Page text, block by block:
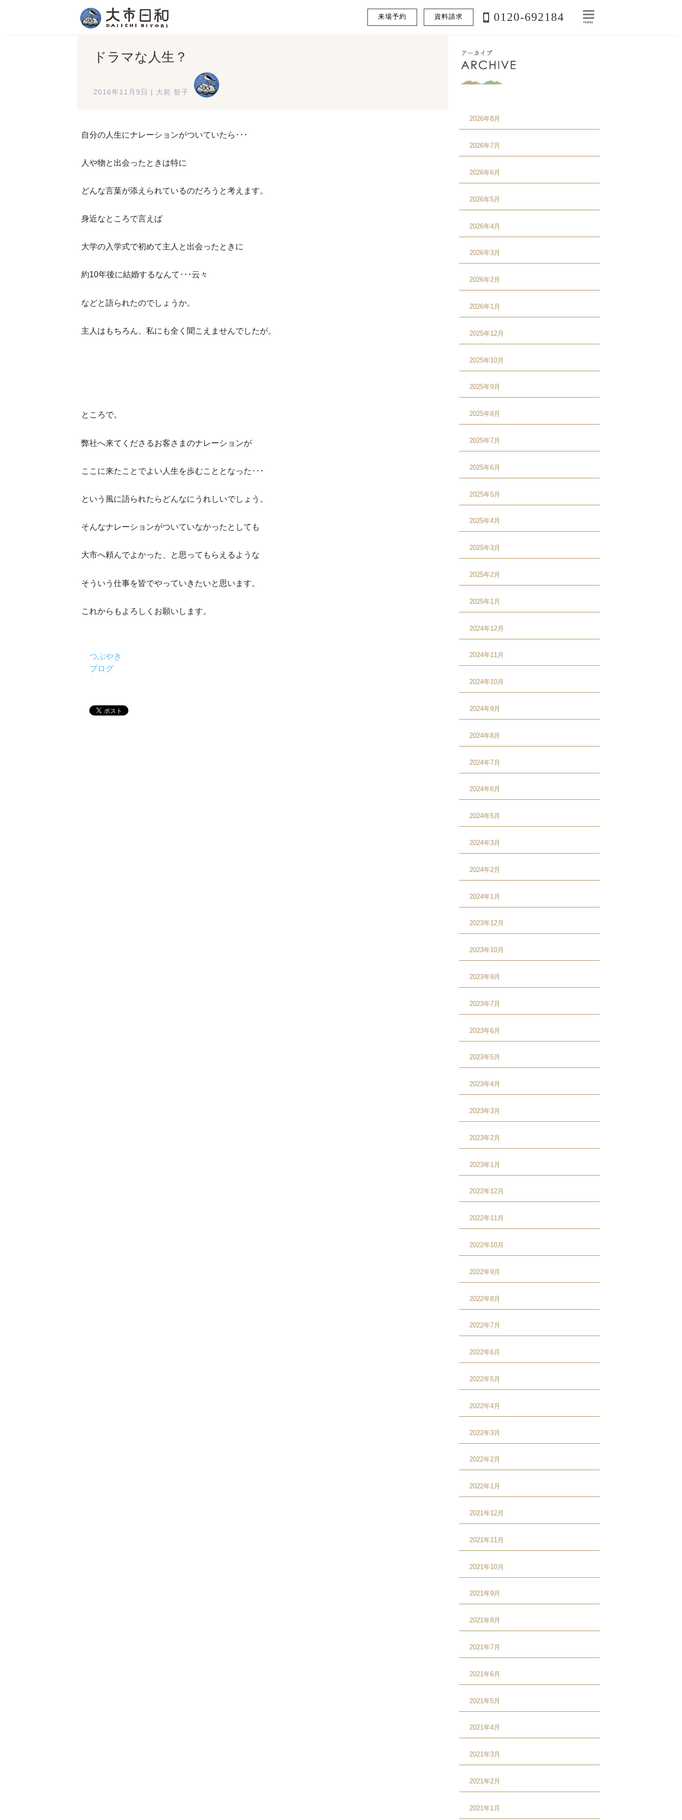
来場予約 資料請求 0120-692184 menu
ドラマな人生？
2016年11月9日 | 大前 智子
自分の人生にナレーションがついていたら･･･
人や物と出会ったときは特に
どんな言葉が添えられているのだろうと考えます。
身近なところで言えば
大学の入学式で初めて主人と出会ったときに
約10年後に結婚するなんて･･･云々
などと語られたのでしょうか。
主人はもちろん、私にも全く聞こえませんでしたが。
ところで。
弊社へ来てくださるお客さまのナレーションが
ここに来たことでよい人生を歩むこととなった･･･
という風に語られたらどんなにうれしいでしょう。
そんなナレーションがついていなかったとしても
大市へ頼んでよかった、と思ってもらえるような
そういう仕事を皆でやっていきたいと思います。
これからもよろしくお願いします。
つぶやき
ブログ
2026年8月
2026年7月
2026年6月
2026年5月
2026年4月
2026年3月
2026年2月
2026年1月
2025年12月
2025年10月
2025年9月
2025年8月
2025年7月
2025年6月
2025年5月
2025年4月
2025年3月
2025年2月
2025年1月
2024年12月
2024年11月
2024年10月
2024年9月
2024年8月
2024年7月
2024年6月
2024年5月
2024年3月
2024年2月
2024年1月
2023年12月
2023年10月
2023年9月
2023年7月
2023年6月
2023年5月
2023年4月
2023年3月
2023年2月
2023年1月
2022年12月
2022年11月
2022年10月
2022年9月
2022年8月
2022年7月
2022年6月
2022年5月
2022年4月
2022年3月
2022年2月
2022年1月
2021年12月
2021年11月
2021年10月
2021年9月
2021年8月
2021年7月
2021年6月
2021年5月
2021年4月
2021年3月
2021年2月
2021年1月